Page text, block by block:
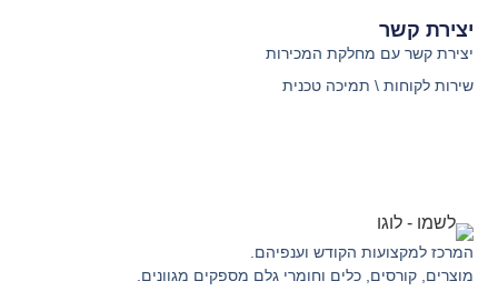
המרכז למקצועות הקודש וענפיהם.
מוצרים, קורסים, כלים וחומרי גלם מספקים מגוונים.
יצירת קשר
יצירת קשר עם מחלקת המכירות
שירות לקוחות \ תמיכה טכנית